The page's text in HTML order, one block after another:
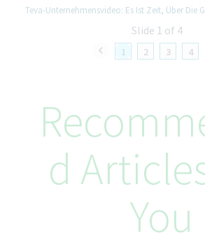
1 2 3 4
Teva-Unternehmensvideo: Es Ist Zeit, Über Die
Slide 1 of 4
D
You